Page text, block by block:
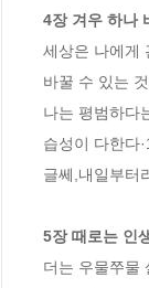
4장 겨우 하나
세상은 나에게
바꿀 수 있는
나는 평범하다
습성이 다한다
글쎄,내일부터
5장 때로는 인
더는 우물쭈물